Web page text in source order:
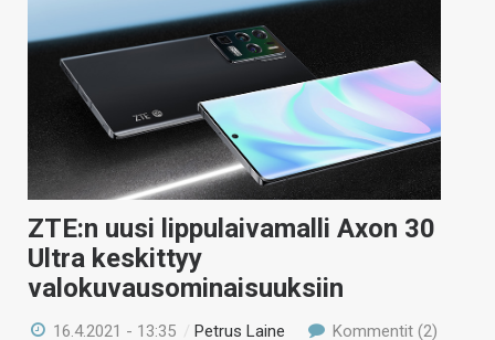
ZTE:n uusi lippulaivamalli Axon 30
Ultra keskittyy
valokuvausominaisuuksiin
16.4.2021 - 13:35 /Petrus Laine Kommentit (2)